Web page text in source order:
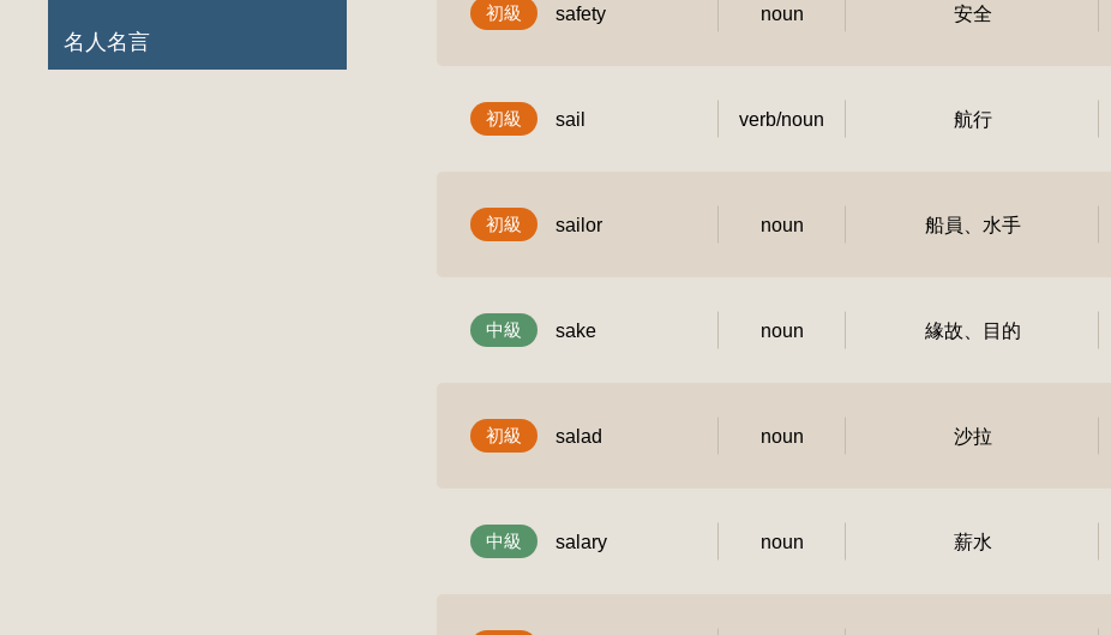
名人名言
初級 safety noun 安全
初級 sail verb/noun 航行
初級 sailor noun 船員、水手
中級 sake noun 緣故、目的
初級 salad noun 沙拉
中級 salary noun 薪水